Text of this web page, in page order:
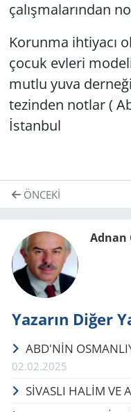
çalışmalarından
Korunma ihtiyacı
çocuk evleri
mutlu yuva
tezinden notlar (
İstanbul
ÖNCEKI
Adnan
Yazarın Diğer
ABD'NİN
02.02.2025
SİVASLI HALİM VE